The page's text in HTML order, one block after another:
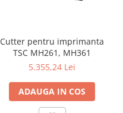
Cutter pentru imprimanta
TSC MH261, MH361
5.355,24 Lei
ADAUGA IN COS